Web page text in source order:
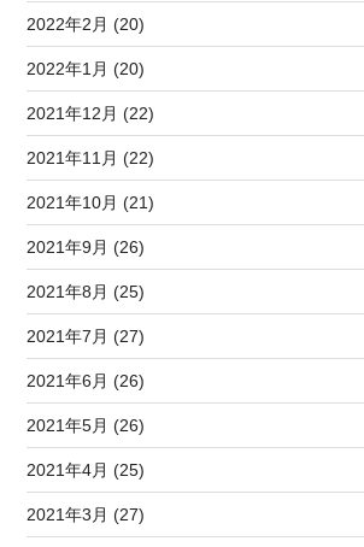
2022年2月 (20)
2022年1月 (20)
2021年12月 (22)
2021年11月 (22)
2021年10月 (21)
2021年9月 (26)
2021年8月 (25)
2021年7月 (27)
2021年6月 (26)
2021年5月 (26)
2021年4月 (25)
2021年3月 (27)